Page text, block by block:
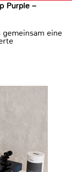
Purple –
eine